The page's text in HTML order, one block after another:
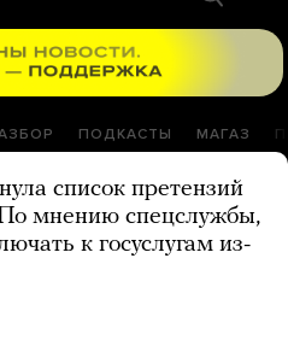
ПОДКАСТЫ МАГАЗ
список претензий
мнению спецслужбы,
к госуслугам из-